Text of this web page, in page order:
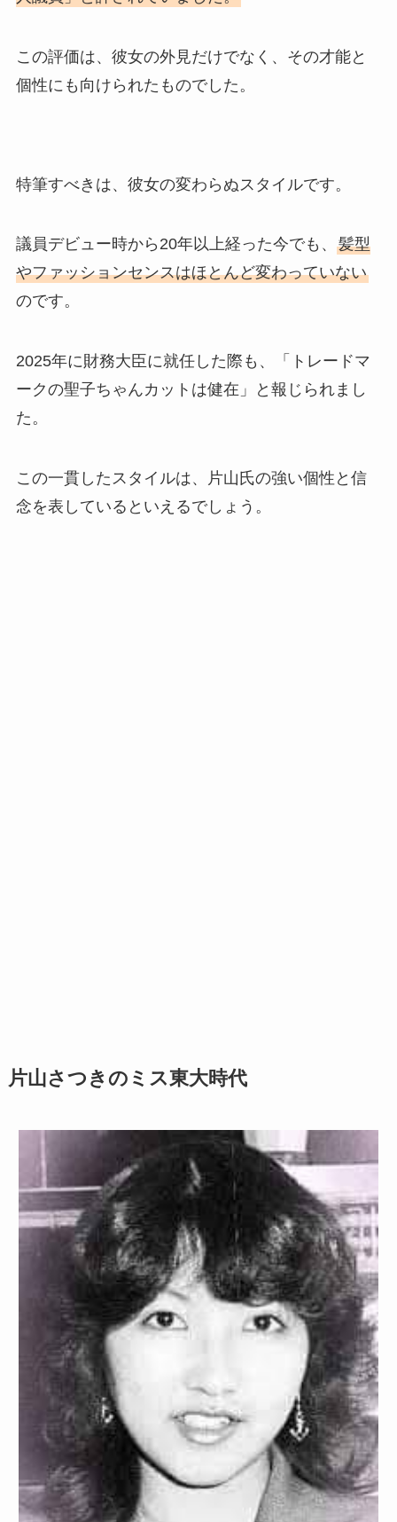
この評価は、彼女の外見だけでなく、その才能と
個性にも向けられたものでした。
特筆すべきは、彼女の変わらぬスタイルです。
議員デビュー時から20年以上経った今でも、 髪型
やファッションセンスはほとんど変わっていない
のです。
2025年に財務大臣に就任した際も、「トレードマ
ークの聖子ちゃんカットは健在」と報じられまし
た。
この一貫したスタイルは、片山氏の強い個性と信
念を表しているといえるでしょう。
片山さつきのミス東大時代